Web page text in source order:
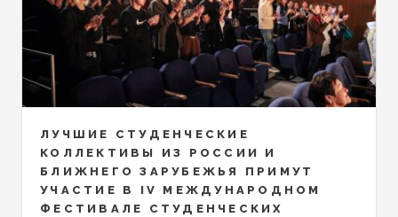
ЛУЧШИЕ СТУДЕНЧЕСКИЕ
КОЛЛЕКТИВЫ ИЗ РОССИИ И
БЛИЖНЕГО ЗАРУБЕЖЬЯ ПРИМУТ
УЧАСТИЕ В IV МЕЖДУНАРОДНОМ
ФЕСТИВАЛЕ СТУДЕНЧЕСКИХ